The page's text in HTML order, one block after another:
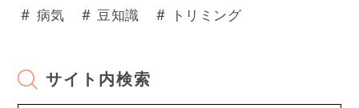
＃ 病気 ＃ 豆知識 ＃ トリミング
サイト内検索